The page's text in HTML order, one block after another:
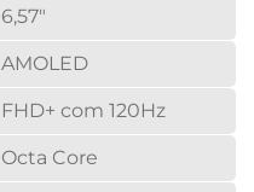
6,57"
AMOLED
FHD+ com 120Hz
Octa Core